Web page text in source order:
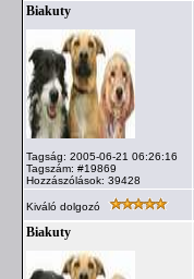
Biakuty
Tagság: 2005-06-21 06:26:16
Tagszám: #19869
Hozzászólások: 39428
Kiváló dolgozó
Biakuty